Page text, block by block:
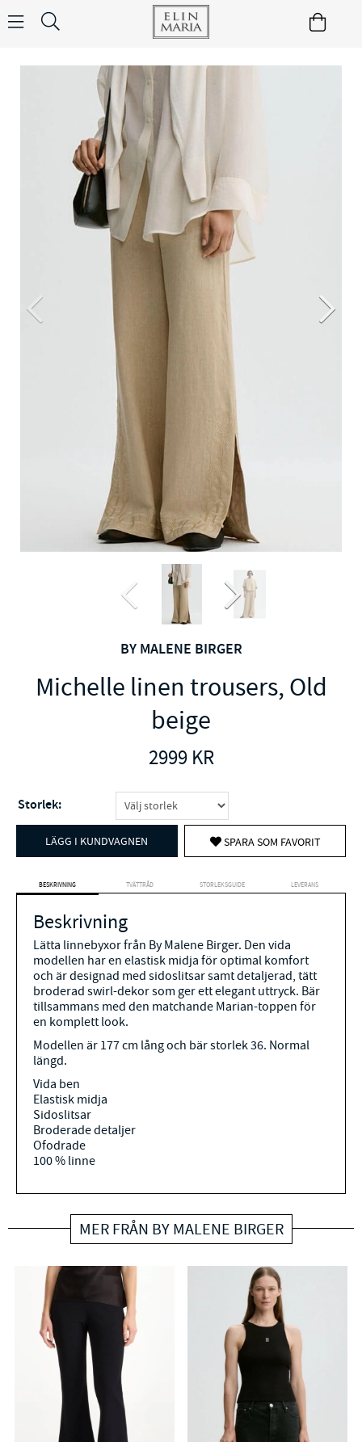
BY MALENE BIRGER
Michelle linen trousers, Old
beige
2999KR
Storlek:
LÄGG I KUNDVAGNEN SPARA SOM FAVORIT
BESKRIVNING TVÄTTRÅD STORLEKSGUIDE LEVERANS
Beskrivning
Lätta linnebyxor från By Malene Birger. Den vida
modellen har en elastisk midja för optimal komfort
och är designad med sidoslitsar samt detaljerad, tätt
broderad swirl-dekor som ger ett elegant uttryck. Bär
tillsammans med den matchande Marian-toppen för
en komplett look.
Modellen är 177 cm lång och bär storlek 36. Normal
längd.
Vida ben
Elastisk midja
Sidoslitsar
Broderade detaljer
Ofodrade
100 % linne
MER FRÅN BY MALENE BIRGER